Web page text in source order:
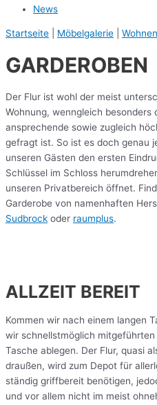
News
Startseite Möbelgalerie Wohnen
GARDEROBEN
Der Flur ist wohl der meist
Wohnung, wenngleich besonders
ansprechende sowie zugleich
gefragt ist. So ist es doch genau
unseren Gästen den ersten
Schlüssel im Schloss
unseren Privatbereich öffnet.
Garderobe von namenhaften
Sudbrock oder raumplus.
ALLZEIT BEREIT
Kommen wir nach einem langen
wir schnellstmöglich
Tasche ablegen. Der Flur, quasi
draußen, wird zum Depot für
ständig griffbereit benötigen,
und vor allem nicht im meist